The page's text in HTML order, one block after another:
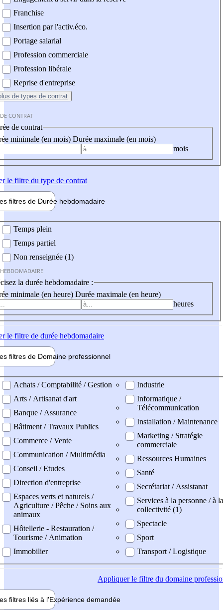
Franchise
Insertion par l'activ.éco.
Portage salarial
Profession commerciale
Profession libérale
Reprise d'entreprise
de types de contrat
CONTRAT
de contrat
minimale (en mois) Durée maximale (en mois)
mois
le filtre du type de contrat
filtres de Durée hebdomadaire
Temps plein
Temps partiel
Non renseignée (1)
la durée hebdomadaire :
minimale (en heure) Durée maximale (en heure)
heures
le filtre de durée hebdomadaire
filtres de Domaine professionnel
professionel
Achats / Comptabilité / Gestion
Arts / Artisanat d'art
Banque / Assurance
Bâtiment / Travaux Publics
Commerce / Vente
Communication / Multimédia
Conseil / Etudes
Direction d'entreprise
Espaces verts et naturels /
Agriculture / Pêche / Soins aux
animaux
Hôtellerie - Restauration /
Tourisme / Animation
Immobilier
Industrie
Informatique /
Télécommunication
Installation / Maintenance
Marketing / Stratégie
commerciale
Ressources Humaines
Santé
Secrétariat / Assistanat
Services à la personne / à la
collectivité (1)
Spectacle
Sport
Transport / Logistique
Appliquerle filtre du domaine
filtres liés à l'Expérience demandée